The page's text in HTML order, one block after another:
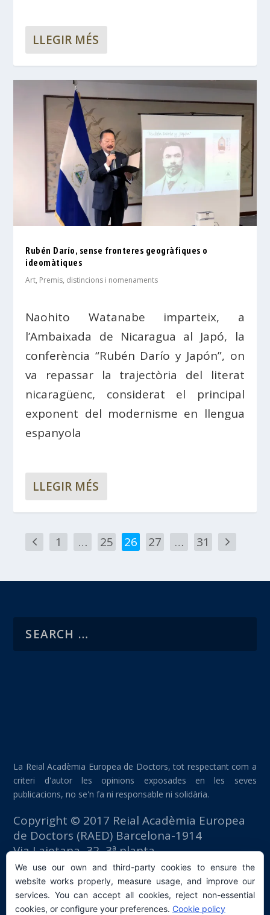
LLEGIR MÉS
Rubén Darío, sense fronteres geogràfiques o
ideomàtiques
Art, Premis, distincions i nomenaments
Naohito Watanabe imparteix, a
l’Ambaixada de Nicaragua al Japó, la
conferència “Rubén Darío y Japón”, on
va repassar la trajectòria del literat
nicaragüenc, considerat el principal
exponent del modernisme en llengua
espanyola
LLEGIR MÉS
1 … 25 26 27 … 31
La Reial Acadèmia Europea de Doctors, tot respectant com a
criteri d'autor les opinions exposades en les seves
publicacions, no se'n fa ni responsable ni solidària.
Copyright © 2017 Reial Acadèmia Europea
de Doctors (RAED) Barcelona-1914
Via Laietana, 32, 3ª planta
Edifici Foment del Treball
08003 Barcelona (España)
tlf: +34 93 667 40 54
secretaria@raed.academy
We use our own and third-party cookies to ensure the
website works properly, measure usage, and improve our
services. You can accept all cookies, reject non-essential
cookies, or configure your preferences. Cookie policy